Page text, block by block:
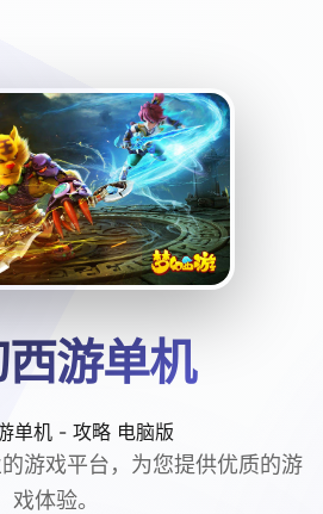
游单机
单机 - 攻略 电脑版
游戏平台，为您提供优质的游
戏体验。